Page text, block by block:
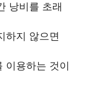
낭비를 초래
하지 않으면
이용하는 것이